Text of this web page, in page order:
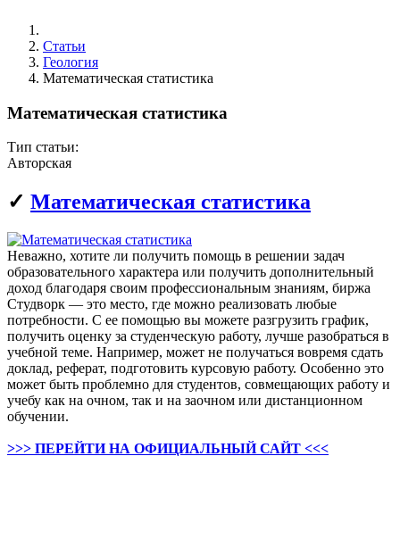
Статьи
Геология
Математическая статистика
Математическая статистика
Тип статьи:
Авторская
✓ Математическая статистика
Неважно, хотите ли получить помощь в решении задач
образовательного характера или получить дополнительный
доход благодаря своим профессиональным знаниям, биржа
Студворк — это место, где можно реализовать любые
потребности. С ее помощью вы можете разгрузить график,
получить оценку за студенческую работу, лучше разобраться в
учебной теме. Например, может не получаться вовремя сдать
доклад, реферат, подготовить курсовую работу. Особенно это
может быть проблемно для студентов, совмещающих работу и
учебу как на очном, так и на заочном или дистанционном
обучении.
>>> ПЕРЕЙТИ НА ОФИЦИАЛЬНЫЙ САЙТ <<<